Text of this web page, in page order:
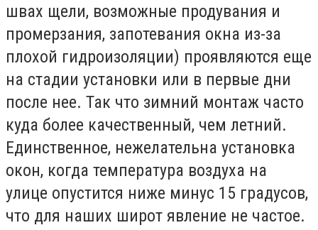
швах щели, возможные продувания и
промерзания, запотевания окна из-за
плохой гидроизоляции) проявляются еще
на стадии установки или в первые дни
после нее. Так что зимний монтаж часто
куда более качественный, чем летний.
Единственное, нежелательна установка
окон, когда температура воздуха на
улице опустится ниже минус 15 градусов,
что для наших широт явление не частое.